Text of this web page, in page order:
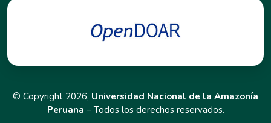
© Copyright 2026, Universidad Nacional de la Amazonía
Peruana – Todos los derechos reservados.